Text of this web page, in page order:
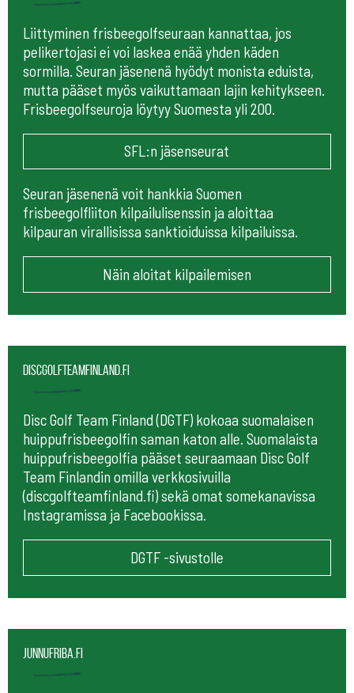
Liittyminen frisbeegolfseuraan kannattaa, jos
pelikertojasi ei voi laskea enää yhden käden
sormilla. Seuran jäsenenä hyödyt monista eduista,
mutta pääset myös vaikuttamaan lajin kehitykseen.
Frisbeegolfseuroja löytyy Suomesta yli 200.
SFL:n jäsenseurat
Seuran jäsenenä voit hankkia Suomen
frisbeegolfliiton kilpailulisenssin ja aloittaa
kilpauran virallisissa sanktioiduissa kilpailuissa.
Näin aloitat kilpailemisen
Discgolfteamfinland.fi
Disc Golf Team Finland (DGTF) kokoaa suomalaisen
huippufrisbeegolfin saman katon alle. Suomalaista
huippufrisbeegolfia pääset seuraamaan Disc Golf
Team Finlandin omilla verkkosivuilla
(discgolfteamfinland.fi) sekä omat somekanavissa
Instagramissa ja Facebookissa.
DGTF -sivustolle
Junnufriba.fi